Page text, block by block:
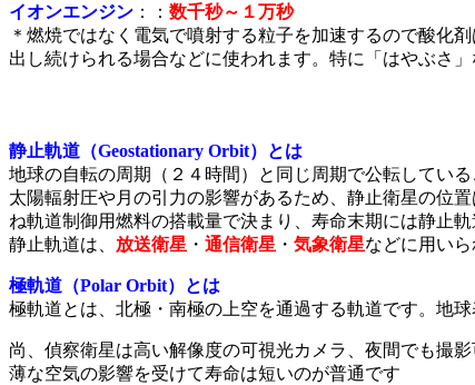
イオンエンジン ：： 数千秒～１万秒
＊燃焼ではなく電気で噴射する粒子を加速するので酸化
出し続けられる場合などに使われます。特に「はやぶさ
静止軌道（Geostationary Orbit）とは
地球の自転の周期（２４時間）と同じ周期で公転してい
太陽輻射圧や月の引力の影響があるため、静止衛星の位
ね軌道制御用燃料の搭載量で決まり、寿命末期には静止
静止軌道は、 放送衛星 ・ 通信衛星 ・ 気象衛星などに用い
極軌道（Polar Orbit）とは
極軌道とは、北極・南極の上空を通過する軌道です。地
尚、偵察衛星は高い解像度の可視光カメラ、夜間でも撮
薄な空気の影響を受けて寿命は短いのが普通です